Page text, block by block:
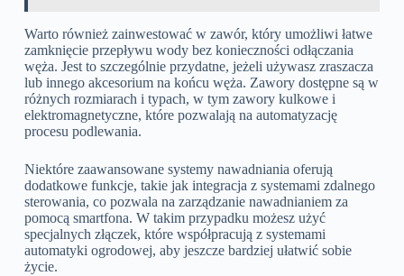
Warto również zainwestować w zawór, który umożliwi łatwe
zamknięcie przepływu wody bez konieczności odłączania
węża. Jest to szczególnie przydatne, jeżeli używasz zraszacza
lub innego akcesorium na końcu węża. Zawory dostępne są w
różnych rozmiarach i typach, w tym zawory kulkowe i
elektromagnetyczne, które pozwalają na automatyzację
procesu podlewania.
Niektóre zaawansowane systemy nawadniania oferują
dodatkowe funkcje, takie jak integracja z systemami zdalnego
sterowania, co pozwala na zarządzanie nawadnianiem za
pomocą smartfona. W takim przypadku możesz użyć
specjalnych złączek, które współpracują z systemami
automatyki ogrodowej, aby jeszcze bardziej ułatwić sobie
życie.